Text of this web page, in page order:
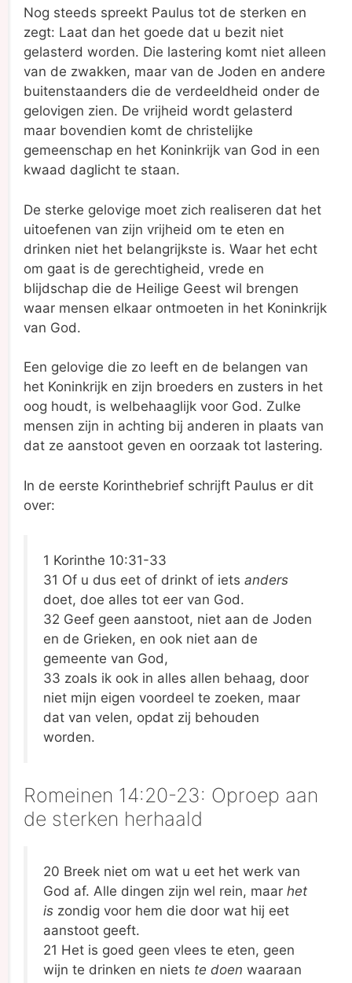
Nog steeds spreekt Paulus tot de sterken en
zegt: Laat dan het goede dat u bezit niet
gelasterd worden. Die lastering komt niet alleen
van de zwakken, maar van de Joden en andere
buitenstaanders die de verdeeldheid onder de
gelovigen zien. De vrijheid wordt gelasterd
maar bovendien komt de christelijke
gemeenschap en het Koninkrijk van God in een
kwaad daglicht te staan.
De sterke gelovige moet zich realiseren dat het
uitoefenen van zijn vrijheid om te eten en
drinken niet het belangrijkste is. Waar het echt
om gaat is de gerechtigheid, vrede en
blijdschap die de Heilige Geest wil brengen
waar mensen elkaar ontmoeten in het Koninkrijk
van God.
Een gelovige die zo leeft en de belangen van
het Koninkrijk en zijn broeders en zusters in het
oog houdt, is welbehaaglijk voor God. Zulke
mensen zijn in achting bij anderen in plaats van
dat ze aanstoot geven en oorzaak tot lastering.
In de eerste Korinthebrief schrijft Paulus er dit
over:
1 Korinthe 10:31-33
31 Of u dus eet of drinkt of iets anders
doet, doe alles tot eer van God.
32 Geef geen aanstoot, niet aan de Joden
en de Grieken, en ook niet aan de
gemeente van God,
33 zoals ik ook in alles allen behaag, door
niet mijn eigen voordeel te zoeken, maar
dat van velen, opdat zij behouden
worden.
Romeinen 14:20-23: Oproep aan
de sterken herhaald
20 Breek niet om wat u eet het werk van
God af. Alle dingen zijn wel rein, maar het
is zondig voor hem die door wat hij eet
aanstoot geeft.
21 Het is goed geen vlees te eten, geen
wijn te drinken en niets te doen waaraan